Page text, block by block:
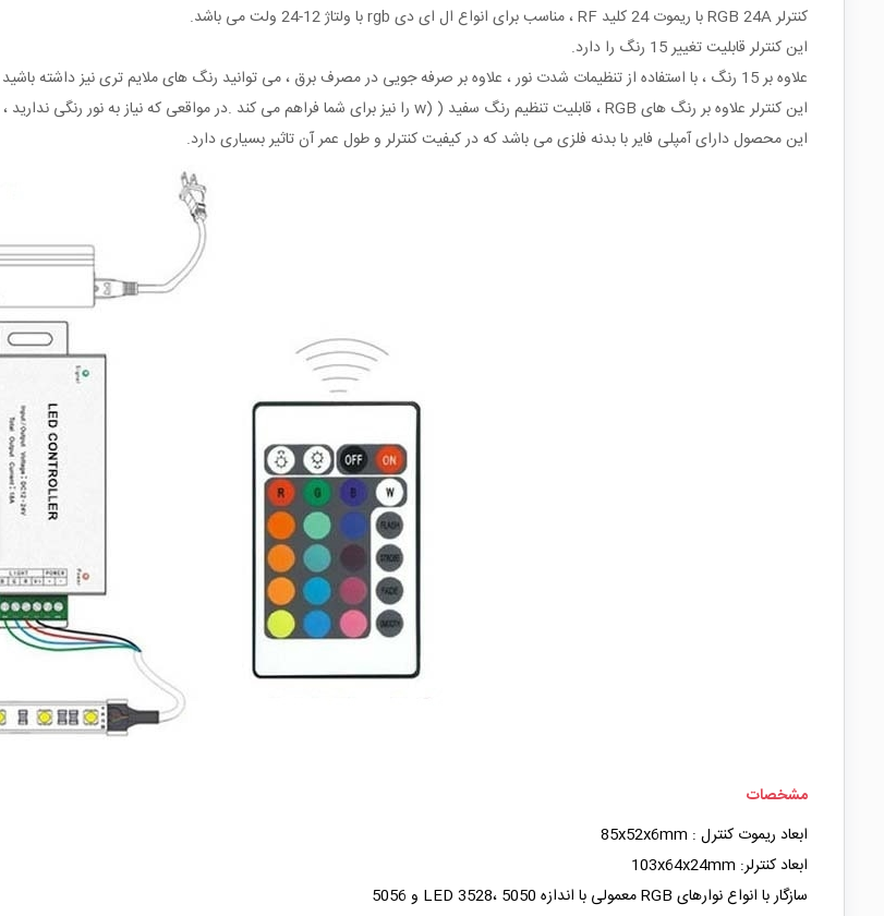
کنترلر RGB 24A با ریموت 24 کلید RF ، مناسب برای انواع ال ای دی rgb با ولتاژ 12-24 ولت می باشد.
این کنترلر قابلیت تغییر 15 رنگ را دارد.
علاوه بر 15 رنگ ، با استفاده از تنظیمات شدت نور ، علاوه بر صرفه جویی در مصرف برق ، می توانید رنگ های ملایم تری نیز داشته باشید و از تنوع تعداد رنگ بالاتری برخوردار باشید.
این کنترلر علاوه بر رنگ های RGB ، قابلیت تنظیم رنگ سفید ( (w را نیز برای شما فراهم می کند .در مواقعی که نیاز به نور رنگی ندارید ، می توانید با استفاده از دکمه w رنگ سفید را فعال کنید.
این محصول دارای آمپلی فایر با بدنه فلزی می باشد که در کیفیت کنترلر و طول عمر آن تاثیر بسیاری دارد.
مشخصات
ابعاد ریموت کنترل : 85x52x6mm
ابعاد کنترلر: 103x64x24mm
سازگار با انواع نوارهای RGB معمولی با اندازه LED 3528، 5050 و 5056